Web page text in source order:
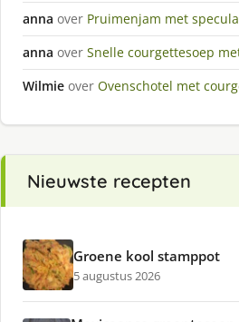
anna over Pruimenjam met
anna over Snelle courgettesoep
Wilmie over Ovenschotel met
Nieuwste recepten
Groene kool stamppot
5 augustus 2026